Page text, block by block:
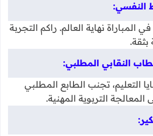
النفسي:
المباراة نهاية العالم. راكم التجربة
النقابي المطلبي:
التعليم، تجنب الطابع المطلبي
المعالجة التربوية المهنية.